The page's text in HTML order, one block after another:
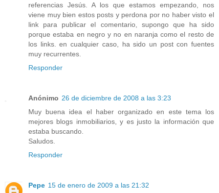
referencias Jesús. A los que estamos empezando, nos
viene muy bien estos posts y perdona por no haber visto el
link para publicar el comentario, supongo que ha sido
porque estaba en negro y no en naranja como el resto de
los links. en cualquier caso, ha sido un post con fuentes
muy recurrentes.
Responder
Anónimo 26 de diciembre de 2008 a las 3:23
Muy buena idea el haber organizado en este tema los
mejores blogs inmobiliarios, y es justo la información que
estaba buscando.
Saludos.
Responder
Pepe 15 de enero de 2009 a las 21:32